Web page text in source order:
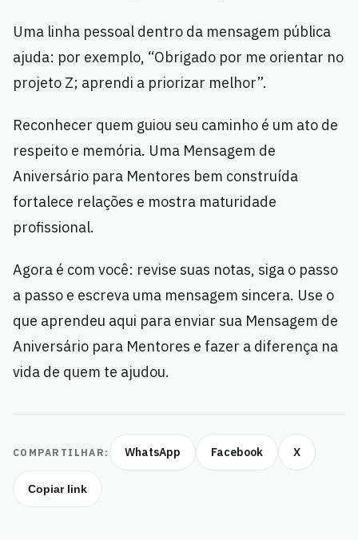
Uma linha pessoal dentro da mensagem pública
ajuda: por exemplo, “Obrigado por me orientar no
projeto Z; aprendi a priorizar melhor”.
Reconhecer quem guiou seu caminho é um ato de
respeito e memória. Uma Mensagem de
Aniversário para Mentores bem construída
fortalece relações e mostra maturidade
profissional.
Agora é com você: revise suas notas, siga o passo
a passo e escreva uma mensagem sincera. Use o
que aprendeu aqui para enviar sua Mensagem de
Aniversário para Mentores e fazer a diferença na
vida de quem te ajudou.
COMPARTILHAR: WhatsApp Facebook X
Copiar link